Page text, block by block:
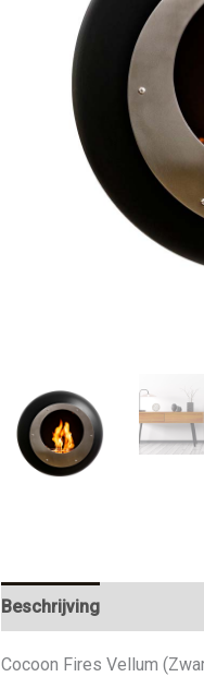
Beschrijving
Cocoon Fires Vellum